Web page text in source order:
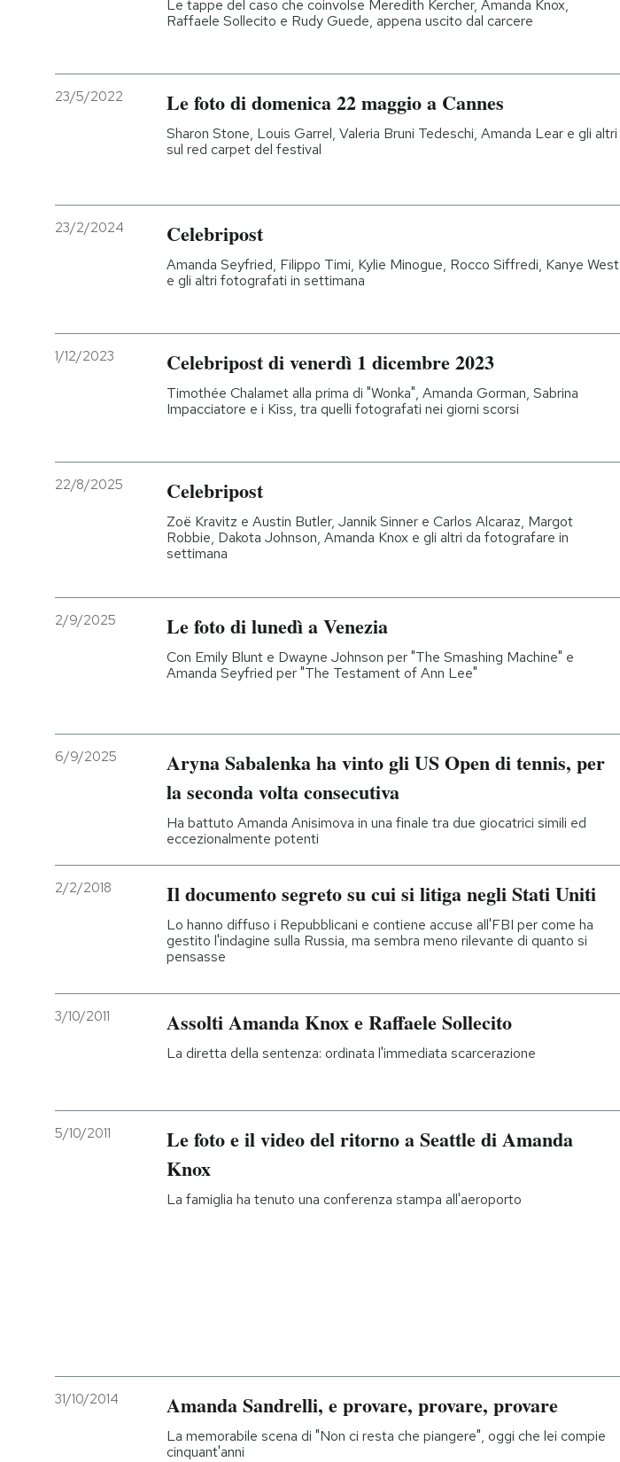
Le tappe del caso che coinvolse Meredith Kercher, Amanda Knox,
Raffaele Sollecito e Rudy Guede, appena uscito dal carcere
23/5/2022 Le foto di domenica 22 maggio a Cannes
Sharon Stone, Louis Garrel, Valeria Bruni Tedeschi, Amanda Lear e gli altri
sul red carpet del festival
23/2/2024 Celebripost
Amanda Seyfried, Filippo Timi, Kylie Minogue, Rocco Siffredi, Kanye West
e gli altri fotografati in settimana
1/12/2023 Celebripost di venerdì 1 dicembre 2023
Timothée Chalamet alla prima di "Wonka", Amanda Gorman, Sabrina
Impacciatore e i Kiss, tra quelli fotografati nei giorni scorsi
22/8/2025 Celebripost
Zoë Kravitz e Austin Butler, Jannik Sinner e Carlos Alcaraz, Margot
Robbie, Dakota Johnson, Amanda Knox e gli altri da fotografare in
settimana
2/9/2025 Le foto di lunedì a Venezia
Con Emily Blunt e Dwayne Johnson per "The Smashing Machine" e
Amanda Seyfried per "The Testament of Ann Lee"
6/9/2025
Aryna Sabalenka ha vinto gli US Open di tennis, per
la seconda volta consecutiva
Ha battuto Amanda Anisimova in una finale tra due giocatrici simili ed
eccezionalmente potenti
2/2/2018 Il documento segreto su cui si litiga negli Stati Uniti
Lo hanno diffuso i Repubblicani e contiene accuse all'FBI per come ha
gestito l'indagine sulla Russia, ma sembra meno rilevante di quanto si
pensasse
3/10/2011 Assolti Amanda Knox e Raffaele Sollecito
La diretta della sentenza: ordinata l'immediata scarcerazione
5/10/2011
Le foto e il video del ritorno a Seattle di Amanda
Knox
La famiglia ha tenuto una conferenza stampa all'aeroporto
31/10/2014 Amanda Sandrelli, e provare, provare, provare
La memorabile scena di "Non ci resta che piangere", oggi che lei compie
cinquant'anni